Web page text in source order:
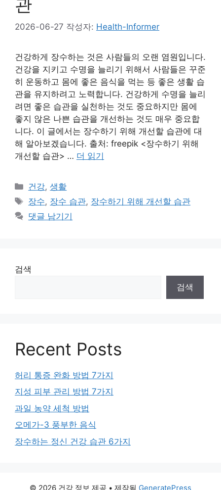
관
2026-06-27 작성자: Health-Informer
건강하게 장수하는 것은 사람들의 오랜 염원입니다.
건강을 지키고 수명을 늘리기 위해서 사람들은 꾸준
히 운동하고 몸에 좋은 음식을 먹는 등 좋은 생활 습
관을 유지하려고 노력합니다. 건강하게 수명을 늘리
려면 좋은 습관을 실천하는 것도 중요하지만 몸에
좋지 않은 나쁜 습관을 개선하는 것도 매우 중요합
니다. 이 글에서는 장수하기 위해 개선할 습관에 대
해 알아보겠습니다. 출처: freepik <장수하기 위해
개선할 습관> … 더 읽기
카
테
고
리
건강,생활
태
그
장수, 장수 습관, 장수하기 위해 개선할 습관
댓글 남기기
검색
검색
Recent Posts
허리 통증 완화 방법 7가지
지성 피부 관리 방법 7가지
과일 농약 세척 방법
오메가-3 풍부한 음식
장수하는 정신 건강 습관 6가지
© 2026 건강 정보 제공 • 제작됨 GeneratePress